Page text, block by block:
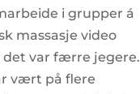
i grupper á
massasje video
det var færre jegere.
vært på flere